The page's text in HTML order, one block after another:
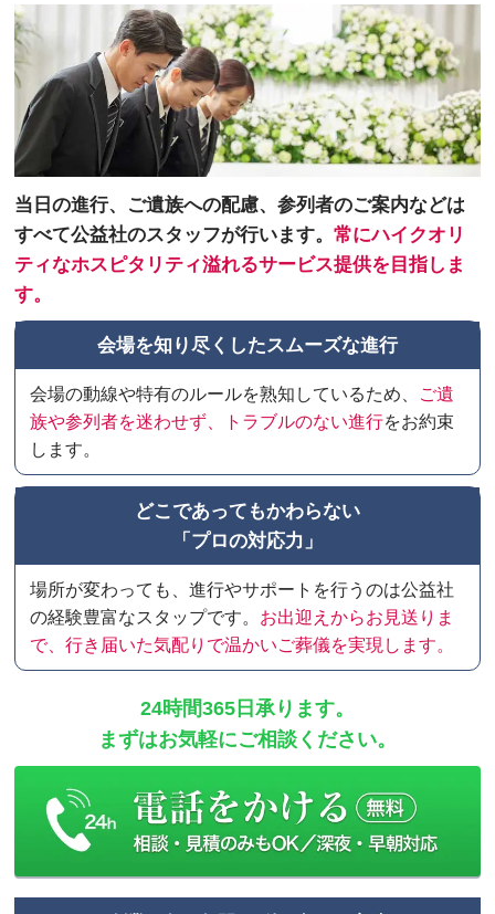
当日の進行、ご遺族への配慮、参列者のご案内などは
すべて公益社のスタッフが行います。常にハイクオリ
ティなホスピタリティ溢れるサービス提供を目指しま
す。
会場を知り尽くしたスムーズな進行
会場の動線や特有のルールを熟知しているため、
ご遺
族や参列者を迷わせず、トラブルのない進行をお約束
します。
どこであってもかわらない
「プロの対応力」
場所が変わっても、進行やサポートを行うのは公益社
の経験豊富なスタップです。 お出迎えからお見送りま
で、行き届いた気配りで温かいご葬儀を実現します。
24時間365日承ります。
まずはお気軽にご相談ください。